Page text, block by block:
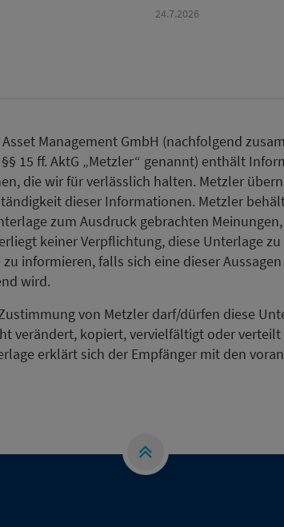
24.7.2026
Management GmbH (nachfolgend
15 ff. AktG „Metzler“ genannt) enthält
die wir für verlässlich halten. Metzler
dieser Informationen. Metzler
zum Ausdruck gebrachten
keiner Verpflichtung, diese Unterlage
zu informieren, falls sich eine dieser
wird.
von Metzler darf/dürfen diese
verändert, kopiert, vervielfältigt oder
erklärt sich der Empfänger mit den